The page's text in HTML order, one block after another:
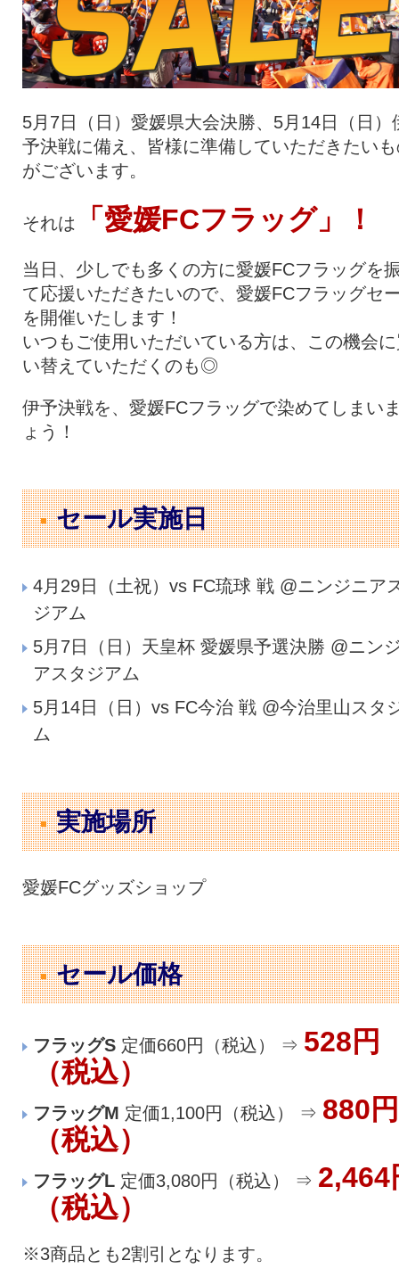
特設ページ
5月7日（日）愛媛県大会決勝、5月14日（日）
予決戦に備え、皆様に準備していただきたい
がございます。
それは 「愛媛FCフラッグ」！
当日、少しでも多くの方に愛媛FCフラッグを
て応援いただきたいので、愛媛FCフラッグセ
を開催いたします！
いつもご使用いただいている方は、この機会
い替えていただくのも◎
伊予決戦を、愛媛FCフラッグで染めてしまい
ょう！
セール実施日
4月29日（土祝）vs FC琉球 戦 @ニンジニア
ジアム
5月7日（日）天皇杯 愛媛県予選決勝 @ニン
アスタジアム
5月14日（日）vs FC今治 戦 @今治里山スタ
ム
実施場所
愛媛FCグッズショップ
セール価格
フラッグS 定価660円（税込） ⇒ 528円
（税込）
フラッグM 定価1,100円（税込） ⇒ 880円
（税込）
フラッグL 定価3,080円（税込） ⇒ 2,464
（税込）
※3商品とも2割引となります。